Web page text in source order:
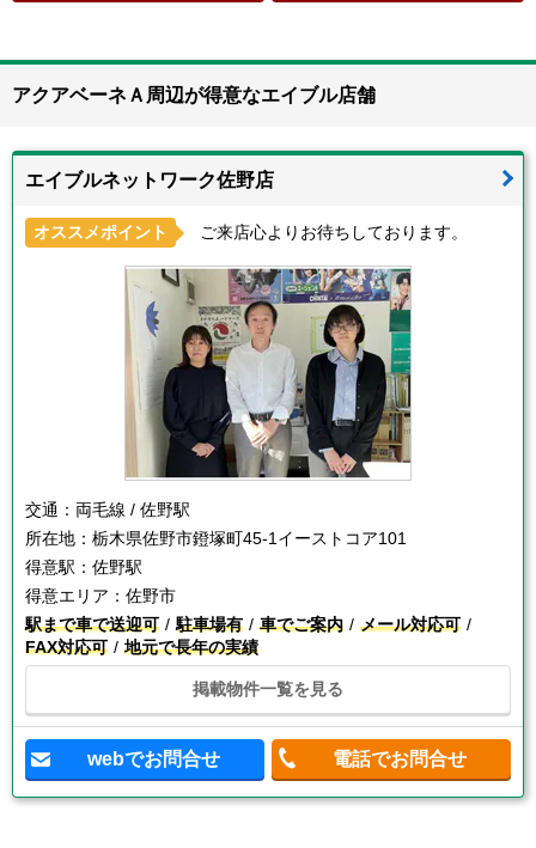
アクアベーネＡ周辺が得意なエイブル店舗
エイブルネットワーク佐野店
オススメポイント ご来店心よりお待ちしております。
交通： 両毛線 / 佐野駅
所在地： 栃木県佐野市鐙塚町45-1イーストコア101
得意駅： 佐野駅
得意エリア： 佐野市
駅まで車で送迎可
駐車場有 車でご案内
メール対応可
FAX対応可
地元で長年の実績
掲載物件一覧を見る
webでお問合せ 電話でお問合せ